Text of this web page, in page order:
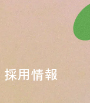
採用情報